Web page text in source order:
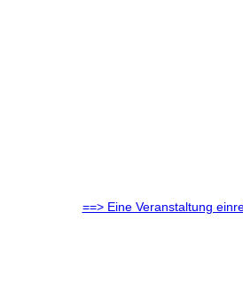
==> Eine Veranstaltung